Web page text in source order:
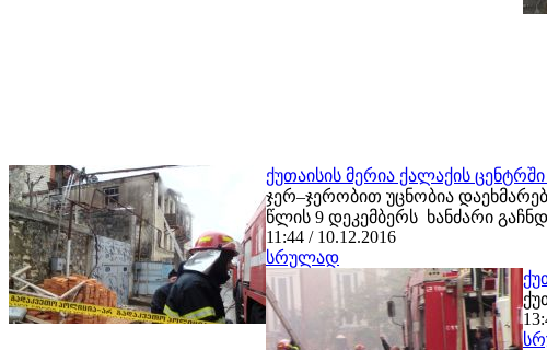
ქუთაისის მერია ქალაქის
ჯერ–ჯერობით უცნობია
წლის 9 დეკემბერს ხანძარი
11:44 / 10.12.2016
სრულად